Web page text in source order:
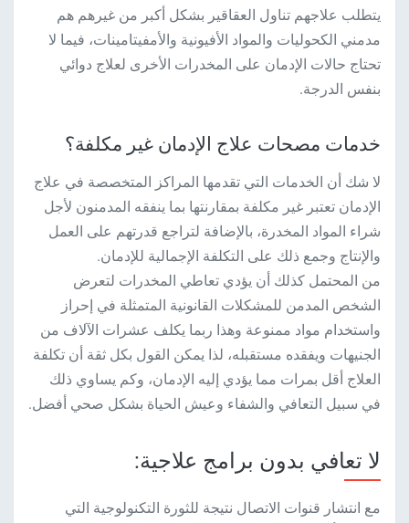
يتطلب علاجهم تناول العقاقير بشكل أكبر من غيرهم هم
مدمني الكحوليات والمواد الأفيونية والأمفيتامينات، فيما لا
تحتاج حالات الإدمان على المخدرات الأخرى لعلاج دوائي
بنفس الدرجة.
خدمات مصحات علاج الإدمان غير مكلفة؟
لا شك أن الخدمات التي تقدمها المراكز المتخصصة في علاج
الإدمان تعتبر غير مكلفة بمقارنتها بما ينفقه المدمنون لأجل
شراء المواد المخدرة، بالإضافة لتراجع قدرتهم على العمل
والإنتاج وجمع ذلك على التكلفة الإجمالية للإدمان.
من المحتمل كذلك أن يؤدي تعاطي المخدرات لتعرض
الشخص المدمن للمشكلات القانونية المتمثلة في إحراز
واستخدام مواد ممنوعة وهذا ربما يكلف عشرات الآلاف من
الجنيهات ويفقده مستقبله، لذا يمكن القول بكل ثقة أن تكلفة
العلاج أقل بمرات مما يؤدي إليه الإدمان، وكم يساوي ذلك
في سبيل التعافي والشفاء وعيش الحياة بشكل صحي أفضل.
لا تعافي بدون برامج علاجية:
مع انتشار قنوات الاتصال نتيجة للثورة التكنولوجية التي